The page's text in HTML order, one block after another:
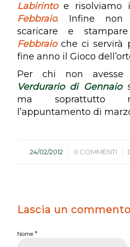
Labirinto e risolviamo
Febbraio. Infine non
scaricare e
Febbraioche ci servirà
fine anno il Gioco
Per chi non avesse
Verdurario di Gennaio
ma soprattutto
l’appuntamento di
24/02/2012
/ 0 COMMENTI
/
Lascia un commento
Nome *